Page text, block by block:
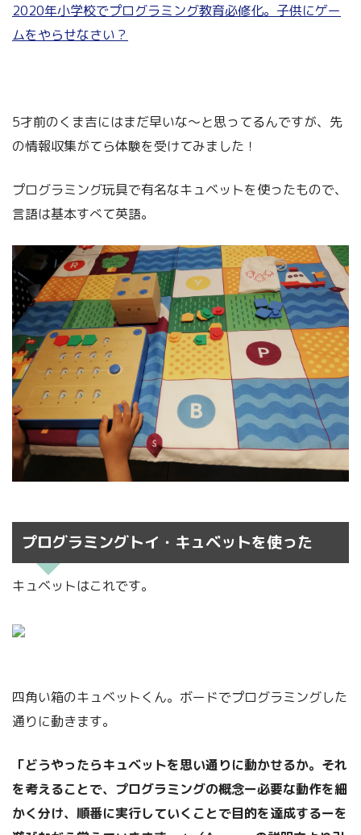
2020年小学校でプログラミング教育必修化。子供にゲー
ムをやらせなさい？
5才前のくま吉にはまだ早いな～と思ってるんですが、先
の情報収集がてら体験を受けてみました！
プログラミング玩具で有名なキュベットを使ったもので、
言語は基本すべて英語。
プログラミングトイ・キュベットを使った
キュベットはこれです。
四角い箱のキュベットくん。ボードでプログラミングした
通りに動きます。
「どうやったらキュベットを思い通りに動かせるか。それ
を考えることで、プログラミングの概念ー必要な動作を細
かく分け、順番に実行していくことで目的を達成するーを